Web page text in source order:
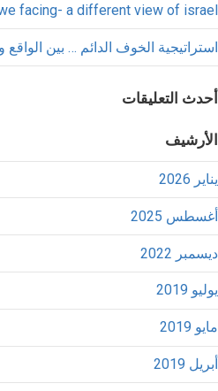
facing- a different view of israel
استراتيجية الخوف الدائم … بين الواقع
أحدث التعليقات
الأرشيف
يناير 2026
أغسطس 2025
ديسمبر 2022
يوليو 2019
مايو 2019
أبريل 2019